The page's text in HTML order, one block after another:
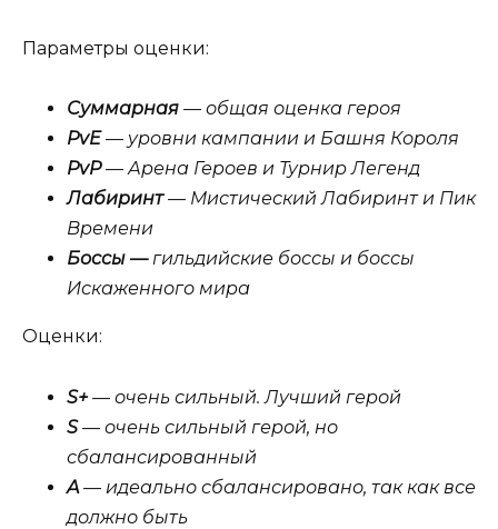
Параметры оценки:
Суммарная — общая оценка героя
PvE— уровни кампании и Башня Короля
PvP— Арена Героев и Турнир Легенд
Лабиринт— Мистический Лабиринт и Пик
Времени
Боссы —гильдийские боссы и боссы
Искаженного мира
Оценки:
S+ — очень сильный. Лучший герой
S— очень сильный герой, но
сбалансированный
A — идеально сбалансировано, так как все
должно быть